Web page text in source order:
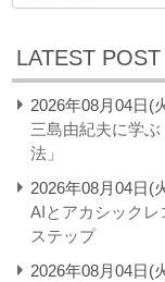
LATEST POST
2026年08月04日(
三島由紀夫に学
法」
2026年08月04日(
AIとアカシック
ステップ
2026年08月04日(